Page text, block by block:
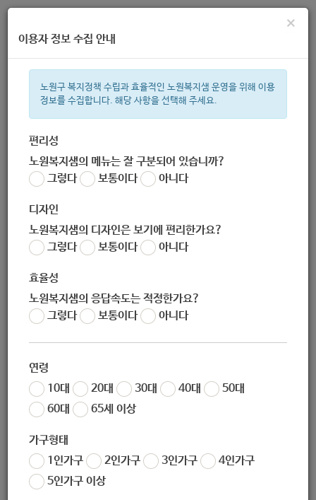
주간 인기검색어
한눈으로 보는 복지 정보
×
이용자 정보 수집 안내
노원구 복지정책 수립과 효율적인 노원복지샘 운영을 위해 이용
정보를 수집합니다. 해당 사항을 선택해 주세요.
편리성
노원복지샘의 메뉴는 잘 구분되어 있습니까?
그렇다
보통이다 아니다
디자인
노원복지샘의 디자인은 보기에 편리한가요?
그렇다
보통이다 아니다
효율성
노원복지샘의 응답속도는 적정한가요?
그렇다
보통이다 아니다
연령
10대
20대 30대 40대
50대
60대
65세 이상
가구형태
1인가구
2인가구 3인가구
4인가구
5인가구 이상
체험 및 여행 지원
지원대상
• 대상 : 장애인, 비장애인